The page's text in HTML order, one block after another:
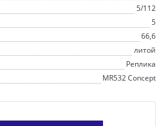
5/112
5
66,6
литой
Реплика
MR532 Concept